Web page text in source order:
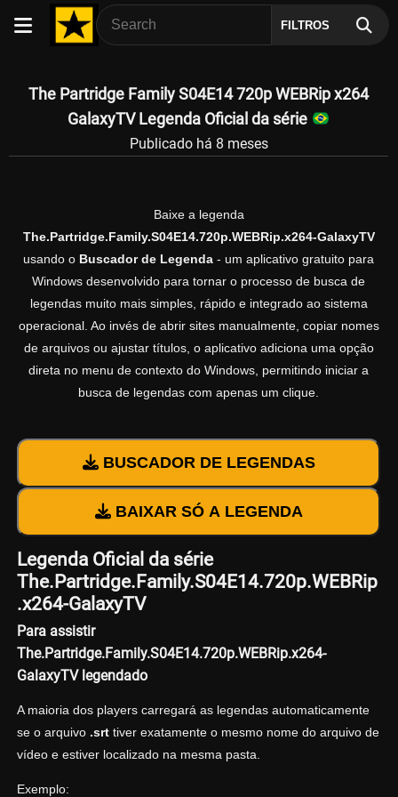
FILTROS
The Partridge Family S04E14 720p WEBRip x264
GalaxyTV Legenda Oficial da série
Publicado há 8 meses
Baixe a legenda
The.Partridge.Family.S04E14.720p.WEBRip.x264-GalaxyTV
usando o Buscador de Legenda - um aplicativo gratuito para
Windows desenvolvido para tornar o processo de busca de
legendas muito mais simples, rápido e integrado ao sistema
operacional. Ao invés de abrir sites manualmente, copiar nomes
de arquivos ou ajustar títulos, o aplicativo adiciona uma opção
direta no menu de contexto do Windows, permitindo iniciar a
busca de legendas com apenas um clique.
BUSCADOR DE LEGENDAS
BAIXAR SÓ A LEGENDA
Legenda Oficial da série
The.Partridge.Family.S04E14.720p.WEBRip
.x264-GalaxyTV
Para assistir
The.Partridge.Family.S04E14.720p.WEBRip.x264-
GalaxyTV legendado
A maioria dos players carregará as legendas automaticamente
se o arquivo .srttiver exatamente o mesmo nome do arquivo de
vídeo e estiver localizado na mesma pasta.
Exemplo: